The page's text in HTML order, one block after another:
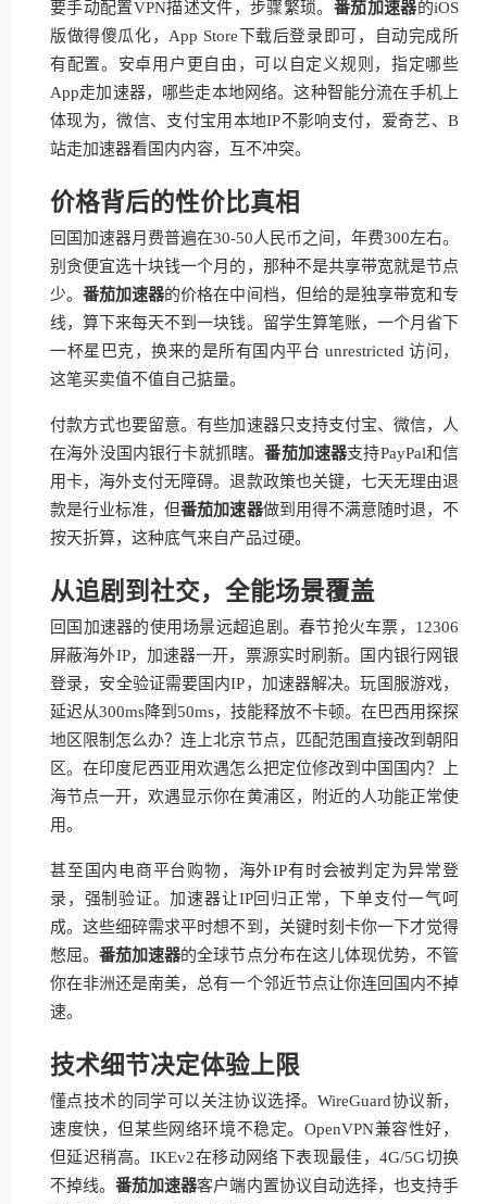
要手动配置VPN描述文件，步骤繁琐。 番茄加速器的iOS
版做得傻瓜化，App Store下载后登录即可，自动完成所
有配置。安卓用户更自由，可以自定义规则，指定哪些
App走加速器，哪些走本地网络。这种智能分流在手机上
体现为，微信、支付宝用本地IP不影响支付，爱奇艺、B
站走加速器看国内内容，互不冲突。
价格背后的性价比真相
回国加速器月费普遍在30-50人民币之间，年费300左右。
别贪便宜选十块钱一个月的，那种不是共享带宽就是节点
少。番茄加速器的价格在中间档，但给的是独享带宽和专
线，算下来每天不到一块钱。留学生算笔账，一个月省下
一杯星巴克，换来的是所有国内平台 unrestricted 访问，
这笔买卖值不值自己掂量。
付款方式也要留意。有些加速器只支持支付宝、微信，人
在海外没国内银行卡就抓瞎。番茄加速器支持PayPal和信
用卡，海外支付无障碍。退款政策也关键，七天无理由退
款是行业标准，但番茄加速器做到用得不满意随时退，不
按天折算，这种底气来自产品过硬。
从追剧到社交，全能场景覆盖
回国加速器的使用场景远超追剧。春节抢火车票，12306
屏蔽海外IP，加速器一开，票源实时刷新。国内银行网银
登录，安全验证需要国内IP，加速器解决。玩国服游戏，
延迟从300ms降到50ms，技能释放不卡顿。在巴西用探探
地区限制怎么办？连上北京节点，匹配范围直接改到朝阳
区。在印度尼西亚用欢遇怎么把定位修改到中国国内？上
海节点一开，欢遇显示你在黄浦区，附近的人功能正常使
用。
甚至国内电商平台购物，海外IP有时会被判定为异常登
录，强制验证。加速器让IP回归正常，下单支付一气呵
成。这些细碎需求平时想不到，关键时刻卡你一下才觉得
憋屈。番茄加速器的全球节点分布在这儿体现优势，不管
你在非洲还是南美，总有一个邻近节点让你连回国内不掉
速。
技术细节决定体验上限
懂点技术的同学可以关注协议选择。WireGuard协议新，
速度快，但某些网络环境不稳定。OpenVPN兼容性好，
但延迟稍高。IKEv2在移动网络下表现最佳，4G/5G切换
不掉线。番茄加速器客户端内置协议自动选择，也支持手